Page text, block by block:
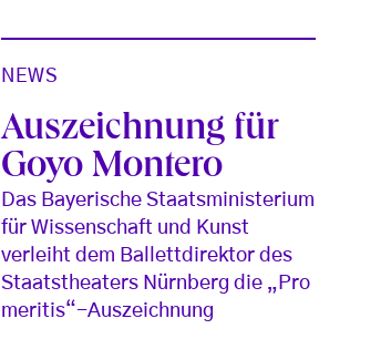
NEWS
Auszeichnung für
Goyo Montero
Das Bayerische Staatsministerium
für Wissenschaft und Kunst
verleiht dem Ballettdirektor des
Staatstheaters Nürnberg die „Pro
meritis“-Auszeichnung